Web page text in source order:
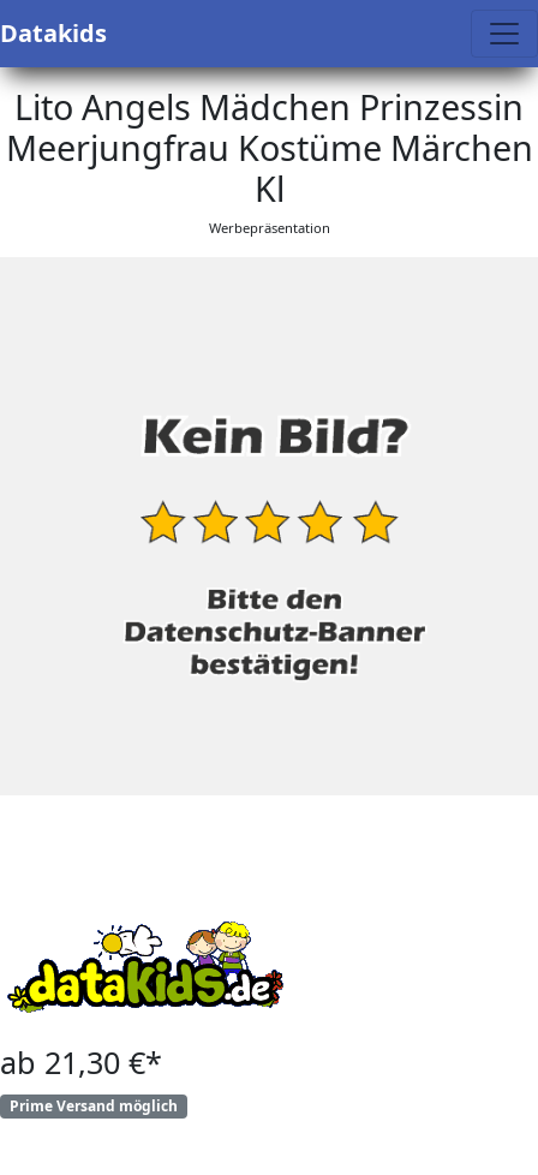
Datakids
Lito Angels Mädchen Prinzessin
Meerjungfrau Kostüme Märchen
Kl
Werbepräsentation
ab 21,30 €*
Prime Versand möglich